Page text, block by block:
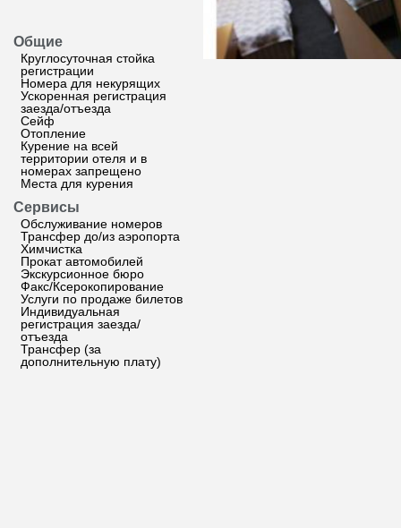
Общие
Круглосуточная стойка
регистрации
Номера для некурящих
Ускоренная регистрация
заезда/отъезда
Сейф
Отопление
Курение на всей
территории отеля и в
номерах запрещено
Места для курения
Сервисы
Обслуживание номеров
Трансфер до/из аэропорта
Химчистка
Прокат автомобилей
Экскурсионное бюро
Факс/Ксерокопирование
Услуги по продаже билетов
Индивидуальная
регистрация заезда/
отъезда
Трансфер (за
дополнительную плату)